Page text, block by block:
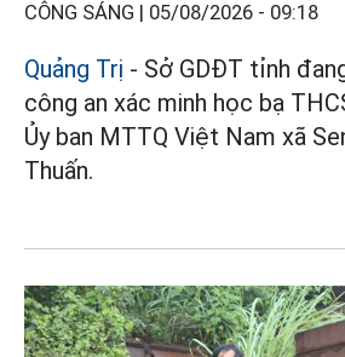
CÔNG SÁNG | 05/08/2026 - 09:18
Quảng Trị - Sở GDĐT tỉnh
công an xác minh học bạ
Ủy ban MTTQ Việt Nam xã
Thuấn.